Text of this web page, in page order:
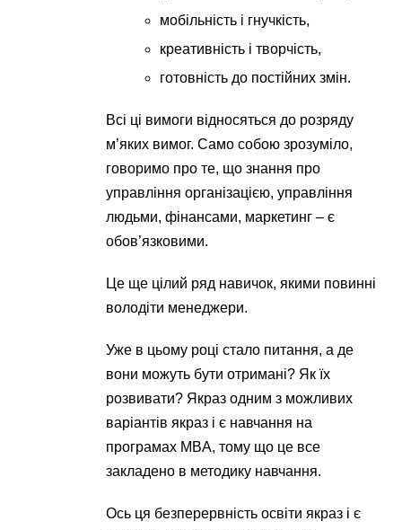
мобільність і гнучкість,
креативність і творчість,
готовність до постійних змін.
Всі ці вимоги відносяться до розряду
м’яких вимог. Само собою зрозуміло,
говоримо про те, що знання про
управління організацією, управління
людьми, фінансами, маркетинг – є
обов’язковими.
Це ще цілий ряд навичок, якими повинні
володіти менеджери.
Уже в цьому році стало питання, а де
вони можуть бути отримані? Як їх
розвивати? Якраз одним з можливих
варіантів якраз і є навчання на
програмах MBA, тому що це все
закладено в методику навчання.
Ось ця безперервність освіти якраз і є